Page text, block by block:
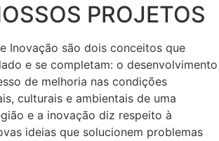
PROJETOS
Inovação são dois conceitos que
e se completam: o desenvolvimento
de melhoria nas condições
culturais e ambientais de uma
e a inovação diz respeito à
ideias que solucionem problemas